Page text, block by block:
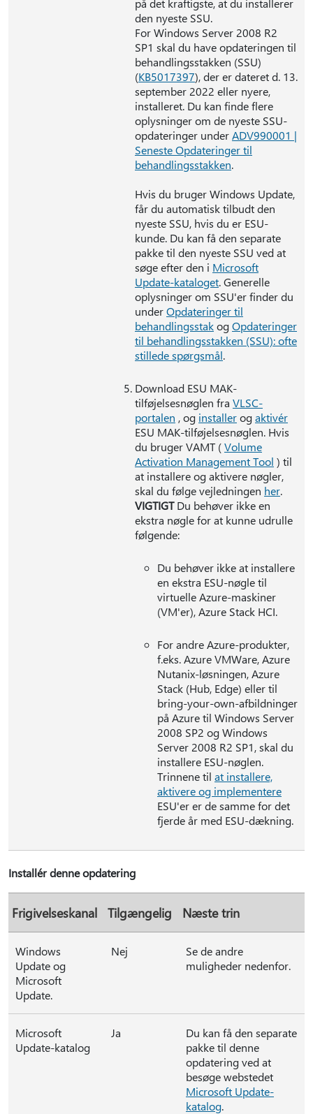
på det kraftigste, at du installerer
den nyeste SSU.
For Windows Server 2008 R2
SP1 skal du have opdateringen til
behandlingsstakken (SSU)
(KB5017397), der er dateret d. 13.
september 2022 eller nyere,
installeret. Du kan finde flere
oplysninger om de nyeste SSU-
opdateringer underADV990001 |
Seneste Opdateringer til
behandlingsstakken.
Hvis du bruger Windows Update,
får du automatisk tilbudt den
nyeste SSU, hvis du er ESU-
kunde. Du kan få den separate
pakke til den nyeste SSU ved at
søge efter den i Microsoft
Update-kataloget. Generelle
oplysninger om SSU'er finder du
underOpdateringer til
behandlingsstakogOpdateringer
til behandlingsstakken (SSU): ofte
stillede spørgsmål.
Download ESU MAK-
tilføjelsesnøglen fra VLSC-
portalen , og installerogaktivér
ESU MAK-tilføjelsesnøglen. Hvis
du bruger VAMT (Volume
Activation Management Tool ) til
at installere og aktivere nøgler,
skal du følge vejledningen her.
VIGTIGTDu behøver ikke en
ekstra nøgle for at kunne udrulle
følgende:
Du behøver ikke at installere
en ekstra ESU-nøgle til
virtuelle Azure-maskiner
(VM'er), Azure Stack HCI.
For andre Azure-produkter,
f.eks. Azure VMWare, Azure
Nutanix-løsningen, Azure
Stack (Hub, Edge) eller til
bring-your-own-afbildninger
på Azure til Windows Server
2008 SP2 og Windows
Server 2008 R2 SP1, skal du
installere ESU-nøglen.
Trinnene til at installere,
aktivere og implementere
ESU'er er de samme for det
fjerde år med ESU-dækning.
Installér denne opdatering
Frigivelseskanal Tilgængelig Næste trin
Windows
Update og
Microsoft
Update.
Nej
Se de andre
muligheder nedenfor.
Microsoft
Update-katalog
Ja
Du kan få den separate
pakke til denne
opdatering ved at
besøge webstedet
Microsoft Update-
katalog.